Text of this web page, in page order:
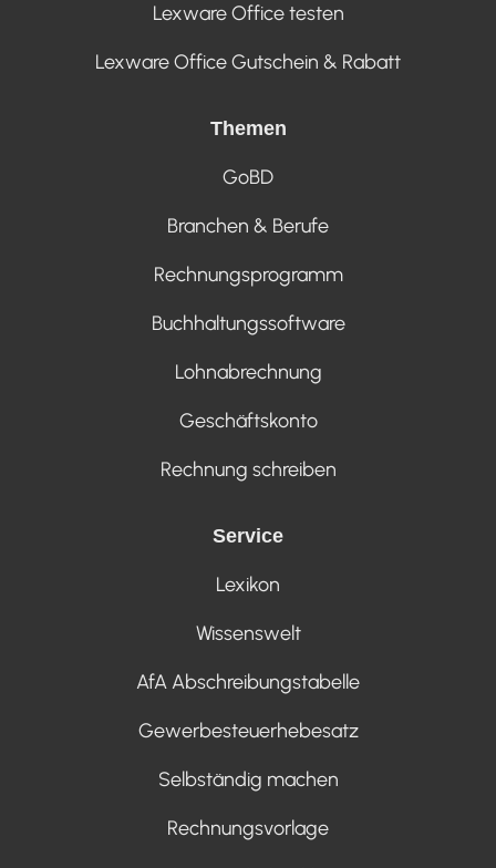
Lexware Office testen
Lexware Office Gutschein & Rabatt
Themen
GoBD
Branchen & Berufe
Rechnungsprogramm
Buchhaltungssoftware
Lohnabrechnung
Geschäftskonto
Rechnung schreiben
Service
Lexikon
Wissenswelt
AfA Abschreibungstabelle
Gewerbesteuerhebesatz
Selbständig machen
Rechnungsvorlage